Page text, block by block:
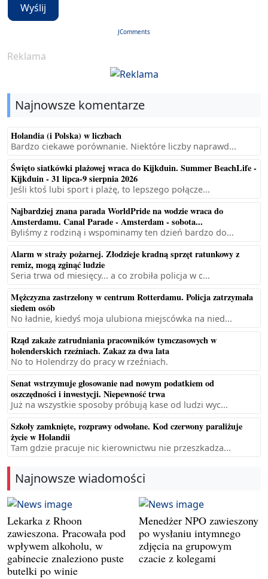
Wyślij
JComments
Reklama
Najnowsze komentarze
Holandia (i Polska) w liczbach
Bardzo ciekawe porównanie. Niektóre liczby naprawd...
Święto siatkówki plażowej wraca do Kijkduin. Summer BeachLife -
Kijkduin - 31 lipca-9 sierpnia 2026
Jeśli ktoś lubi sport i plażę, to lepszego połącze...
Najbardziej znana parada WorldPride na wodzie wraca do
Amsterdamu. Canal Parade - Amsterdam - sobota...
Byliśmy z rodziną i wspominamy ten dzień bardzo do...
Alarm w straży pożarnej. Złodzieje kradną sprzęt ratunkowy z
remiz, mogą zginąć ludzie
Seria trwa od miesięcy... a co zrobiła policja w c...
Mężczyzna zastrzelony w centrum Rotterdamu. Policja zatrzymała
siedem osób
No ładnie, kiedyś moja ulubiona miejscówka na nied...
Rząd zakaże zatrudniania pracowników tymczasowych w
holenderskich rzeźniach. Zakaz za dwa lata
No to Holendrzy do pracy w rzeźniach.
Senat wstrzymuje głosowanie nad nowym podatkiem od
oszczędności i inwestycji. Niepewność trwa
Już na wszystkie sposoby próbują kase od ludzi wyc...
Szkoły zamknięte, rozprawy odwołane. Kod czerwony paraliżuje
życie w Holandii
Tam gdzie pracuje nic kierownictwu nie przeszkadza...
Najnowsze wiadomości
Lekarka z Rhoon
zawieszona. Pracowała pod
wpływem alkoholu, w
gabinecie znaleziono puste
butelki po winie
Menedżer NPO zawieszony
po wysłaniu intymnego
zdjęcia na grupowym
czacie z kolegami